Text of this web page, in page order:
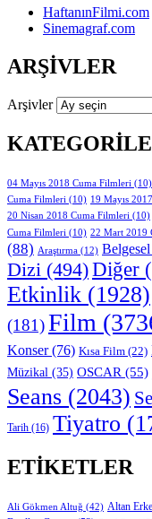
HaftanınFilmi.com
Sinemagraf.com
ARŞIVLER
Arşivler
04 Mayıs 2018 Cuma Filmleri (10)
Cuma Filmleri (10) 19 Mayıs
20 Nisan 2018 Cuma Filmleri (10)
Cuma Filmleri (10) 22 Mart 2019
(88) Araştırma (12) Belgesel
Dizi (494)Diğer
Etkinlik (1928)
(181)Film
Konser(76) Kısa Film (22)
Müzikal (35) OSCAR (55)
Seans (2043)
Tarih (16) Tiyatro
ETIKETLER
Ali Gökmen Altuğ (42) Altan